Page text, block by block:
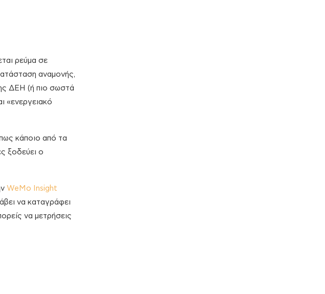
ρεύμα σε
αναμονής,
ΔΕΗ (ή πιο σωστά
«ενεργειακό
κάποιο από τα
ξοδεύει ο
WeMo Insight
να καταγράφει
να μετρήσεις